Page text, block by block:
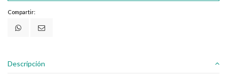
Compartir:
Descripción